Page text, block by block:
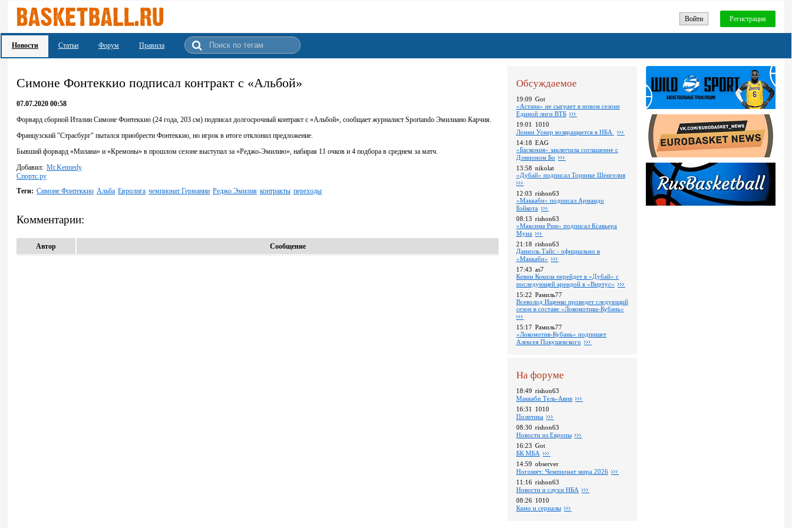
Войти Регистрация
Новости Статьи Форум Правила
Симоне Фонтеккио подписал контракт с «Альбой»
07.07.2020 00:58
Форвард сборной Италии Симоне Фонтеккио (24 года, 203 см) подписал долгосрочный контракт с «Альбой», сообщает журналист Sportando Эмилиано Карчия.
Французский "Страсбург" пытался приобрести Фонтеккио, но игрок в итоге отклонил предложение.
Бывший форвард «Милана» и «Кремоны» в прошлом сезоне выступал за «Реджо-Эмилию», набирая 11 очков и 4 подбора в среднем за матч.
Добавил: Mr.Kennedy
Спортс.ру
Теги: Симоне Фонтеккио Альба Евролига чемпионат Германии Реджо Эмилия контракты переходы
Комментарии:
Автор Сообщение
Обсуждаемое
19:09 Got
«Астана» не сыграет в новом сезоне
Единой лиги ВТБ
19:01
1010
Лонни Уокер возвращается в НБА
14:18 EAG
«Баскония» заключила соглашение с
Дэмионом Бо
13:58 nikolat
«Дубай» подписал Торнике Шенгелия
12:03 rishon63
«Маккаби» подписал Армандо
Бэйкота
08:13 rishon63
«Максима Рим» подписал Ксавьера
Муна
21:18 rishon63
Даниэль Тайс - официально в
«Маккаби»
17:43 as7
Кевин Кокила перейдет в «Дубай» с
последующей арендой в «Виртус»
15:22 Рамиль77
Всеволод Ищенко проведет следующий
сезон в составе «Локомотива-Кубань»
15:17 Рамиль77
«Локомотив-Кубань» подпишет
Алексея Покушевского
На форуме
18:49 rishon63
Маккаби Тель-Авив
16:31
1010
Политика
08:30 rishon63
Новости из Европы
16:23 Got
БК МБА
14:59 observer
Ногомяч: Чемпионат мира 2026
11:16 rishon63
Новости и слухи НБА
08:26 1010
Кино и сериалы